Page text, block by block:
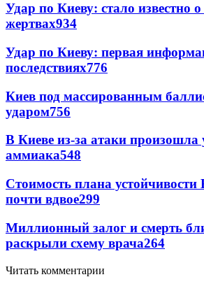
Удар по Киеву: стало известно
жертвах934
Удар по Киеву: первая
последствиях776
Киев под массированным
ударом756
В Киеве из-за атаки произошла
аммиака548
Стоимость плана устойчивости
почти вдвое299
Миллионный залог и смерть
раскрыли схему врача264
Читать комментарии